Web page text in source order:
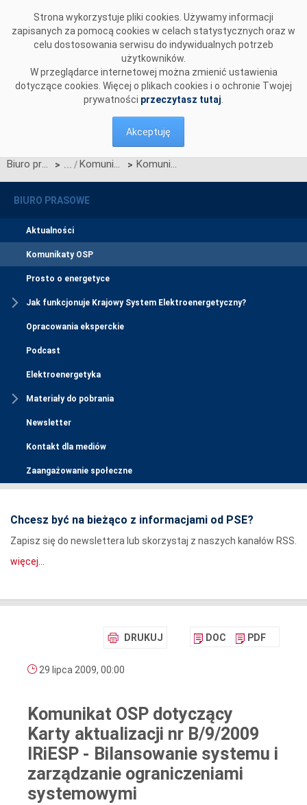
Strona wykorzystuje pliki cookies. Używamy informacji
zapisanych za pomocą cookies w celach statystycznych oraz w
celu dostosowania serwisu do indywidualnych potrzeb
użytkowników.
W przeglądarce internetowej można zmienić ustawienia
dotyczące cookies. Więcej o plikach cookies i o ochronie Twojej
prywatności przeczytasz tutaj
Akceptuję
Biuro prasowe > Komunikaty OSP > Komunikat OSP dotyczący Karty aktualizacji nr B/9/2009 IRiESP - Bilansowanie systemu i zarządzanie ograniczeniami systemowymi
BIURO PRASOWE
Aktualności
Komunikaty OSP
Prosto o energetyce
Jak funkcjonuje Krajowy System Elektroenergetyczny?
Opracowania eksperckie
Podcast
Elektroenergetyka
Materiały do pobrania
Newsletter
Kontakt dla mediów
Zaangażowanie społeczne
Chcesz być na bieżąco z informacjami od PSE?
Zapisz się do newslettera lub skorzystaj z naszych kanałów RSS.
więcej...
DRUKUJ DOC PDF
29 lipca 2009, 00:00
Komunikat OSP dotyczący
Karty aktualizacji nr B/9/2009
IRiESP - Bilansowanie systemu i
zarządzanie ograniczeniami
systemowymi